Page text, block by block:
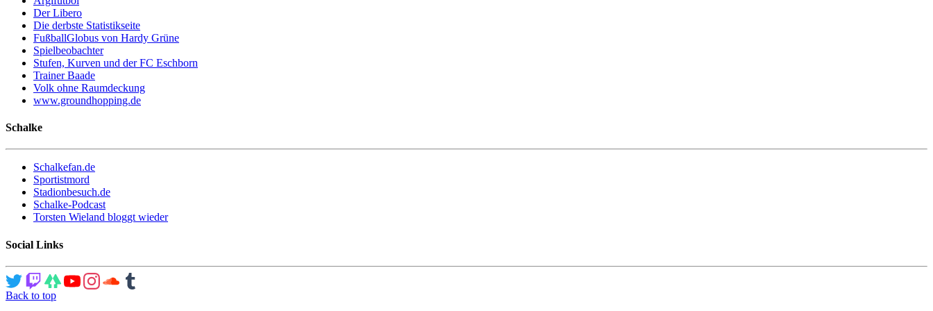
Der Libero
Die derbste Statistikseite
FußballGlobus von Hardy Grüne
Spielbeobachter
Stufen, Kurven und der FC Eschborn
Trainer Baade
Volk ohne Raumdeckung
www.groundhopping.de
Schalke
Schalkefan.de
Sportistmord
Stadionbesuch.de
Schalke-Podcast
Torsten Wieland bloggt wieder
Social Links
Back to top